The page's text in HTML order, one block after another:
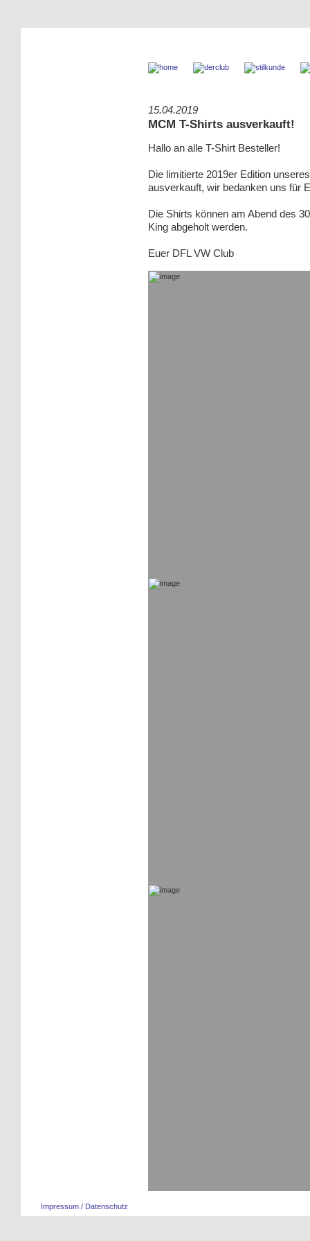
15.04.2019
MCM T-Shirts ausverkauft!
Hallo an alle T-Shirt Besteller!
Die limitierte 2019er Edition
ausverkauft, wir bedanken uns für
Die Shirts können am Abend des
King abgeholt werden.
Euer DFL VW Club
Impressum / Datenschutz